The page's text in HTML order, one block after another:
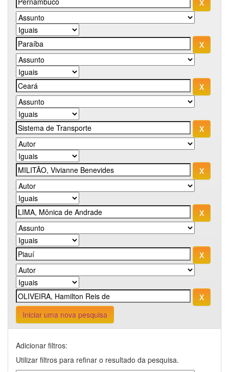
Iniciar uma nova pesquisa
Adicionar filtros:
Utilizar filtros para refinar o resultado da pesquisa.